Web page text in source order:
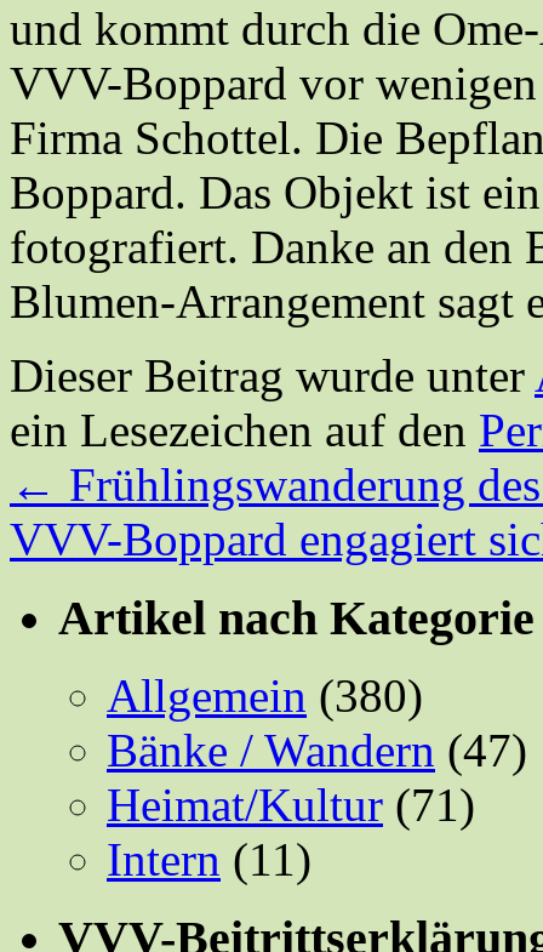
und kommt durch die
VVV-Boppard vor wenigen
Firma Schottel. Die
Boppard. Das Objekt ist
fotografiert. Danke an den
Blumen-Arrangement sagt
Dieser Beitrag wurde unter
ein Lesezeichen auf den
← Frühlingswanderung
VVV-Boppard engagiert
Artikel nach Kategorie
Allgemein (380)
Bänke / Wandern (47)
Heimat/Kultur (71)
Intern (11)
VVV-